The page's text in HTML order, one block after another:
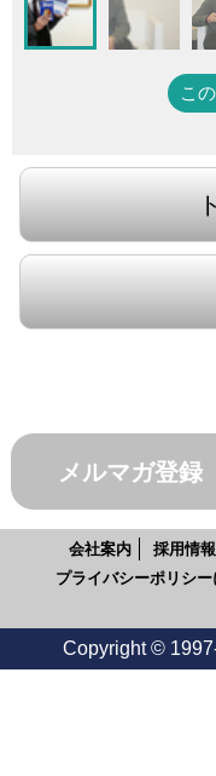
こ
メルマガ登録
会社案内 採用情報
プライバシーポリシー
Copyright ©